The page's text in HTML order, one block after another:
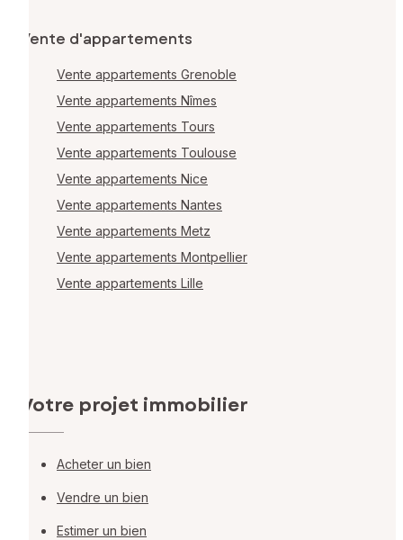
Vente d'appartements
Vente appartements Grenoble
Vente appartements Nîmes
Vente appartements Tours
Vente appartements Toulouse
Vente appartements Nice
Vente appartements Nantes
Vente appartements Metz
Vente appartements Montpellier
Vente appartements Lille
Votre projet immobilier
Acheter un bien
Vendre un bien
Estimer un bien